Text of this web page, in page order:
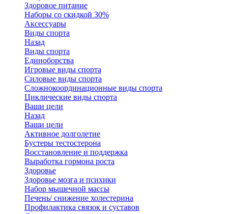
Здоровое питание
Наборы со скидкой 30%
Аксессуары
Виды спорта
Назад
Виды спорта
Единоборства
Игровые виды спорта
Силовые виды спорта
Сложнокоординационные виды спорта
Циклические виды спорта
Ваши цели
Назад
Ваши цели
Активное долголетие
Бустеры тестостерона
Восстановление и поддержка
Выработка гормона роста
Здоровье
Здоровье мозга и психики
Набор мышечной массы
Печень/ снижение холестерина
Профилактика связок и суставов